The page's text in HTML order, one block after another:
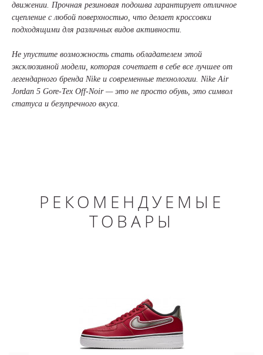
движении. Прочная резиновая подошва гарантирует отличное
сцепление с любой поверхностью, что делает кроссовки
подходящими для различных видов активности.
Не упустите возможность стать обладателем этой
эксклюзивной модели, которая сочетает в себе все лучшее от
легендарного бренда Nike и современные технологии. Nike Air
Jordan 5 Gore-Tex Off-Noir — это не просто обувь, это символ
статуса и безупречного вкуса.
РЕКОМЕНДУЕМЫЕ
ТОВАРЫ